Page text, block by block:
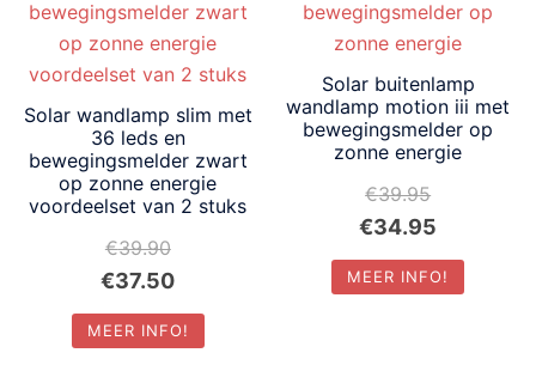
Solar wandlamp slim met
36 leds en
bewegingsmelder zwart
op zonne energie
voordeelset van 2 stuks
€39.90
Oorspronkelijke
prijs
was:
€37.50Huidige
prijs
is:
MEER INFO!
Solar buitenlamp
wandlamp motion iii met
bewegingsmelder op
zonne energie
€39.95
Oorspronkelijke
prijs
was:
€34.95
prijs
is:
MEER INFO!